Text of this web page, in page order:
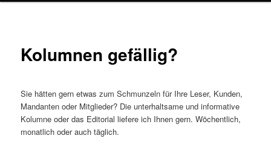
Kolumnen gefällig?
Sie hätten gern etwas zum Schmunzeln für Ihre Leser, Kunden,
Mandanten oder Mitglieder? Die unterhaltsame und informative
Kolumne oder das Editorial liefere ich Ihnen gern. Wöchentlich,
monatlich oder auch täglich.